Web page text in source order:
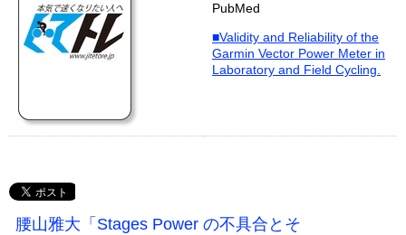
PubMed
■Validity and Reliability of the
Garmin Vector Power Meter in
Laboratory and Field Cycling.
腰山雅大「Stages Power の不具合とそ